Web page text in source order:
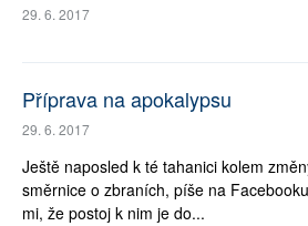
29. 6. 2017
Příprava na apokalypsu
29. 6. 2017
Ještě naposled k té tahanici kolem
směrnice o zbraních, píše na
mi, že postoj k nim je do...